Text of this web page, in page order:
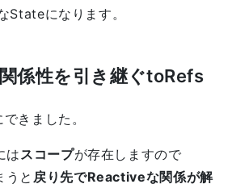
Stateになります。
係性を引き継ぐtoRefs
きました。
はスコープが存在しますので
と 戻り先でReactiveな関係が解